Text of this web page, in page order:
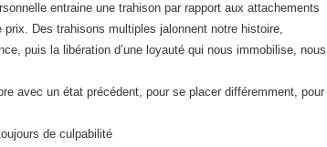
entraine une trahison par rapport aux attachements
Des trahisons multiples jalonnent notre histoire,
puis la libération d’une loyauté qui nous immobilise, nous
avec un état précédent, pour se placer différemment, pour
de culpabilité